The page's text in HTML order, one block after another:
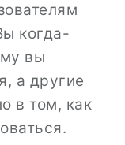
когда-
вы
а другие
в том, как